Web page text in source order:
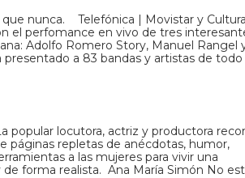
nunca. Telefónica | Movistar y Cultura
el perfomance en vivo de tres
Adolfo Romero Story, Manuel Rangel
a 83 bandas y artistas de
popular locutora, actriz y productora
páginas repletas de anécdotas, humor,
a las mujeres para vivir una
forma realista. Ana María Simón No